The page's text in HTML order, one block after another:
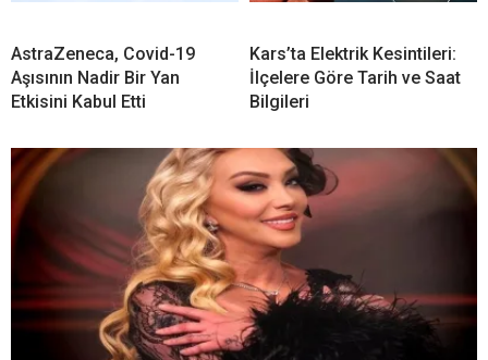
AstraZeneca, Covid-19
Aşısının Nadir Bir Yan
Etkisini Kabul Etti
Kars’ta Elektrik Kesintileri:
İlçelere Göre Tarih ve Saat
Bilgileri